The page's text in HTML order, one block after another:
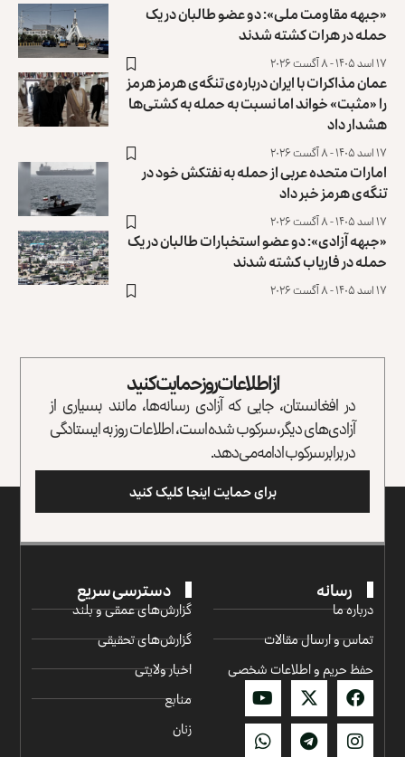
«جبهه مقاومت ملی»: دو عضو طالبان در یک
حمله در هرات کشته شدند
۱۷ اسد ۱۴۰۵ - ۸ آگست ۲۰۲۶
عمان مذاکرات با ایران درباره‌ی تنگه‌ی هرمز هرمز
را «مثبت» خواند ‏اما نسبت به حمله به کشتی‌ها
هشدار داد
۱۷ اسد ۱۴۰۵ - ۸ آگست ۲۰۲۶
امارات متحده عربی از حمله به نفتکش خود در
تنگه‌ی هرمز خبر داد
۱۷ اسد ۱۴۰۵ - ۸ آگست ۲۰۲۶
«جبهه آزادی»: دو عضو استخبارات طالبان در یک
حمله در فاریاب کشته ‏شدند
۱۷ اسد ۱۴۰۵ - ۸ آگست ۲۰۲۶
از اطلاعات روز حمایت کنید
در افغانستان، جایی که آزادی رسانه‌ها، مانند بسیاری از
آزادی‌های دیگر، سرکوب شده است، اطلاعات روز به ایستادگی
در برابر سرکوب ادامه می‌دهد.
برای حمایت اینجا کلیک کنید
رسانه
درباره ما
تماس و ارسال مقالات
حفظ حریم و اطلاعات شخصی
دسترسی سریع
گزارش‌‌های عمقی و بلند
گزارش‌های تحقیقی
اخبار ولایتی
منابع
زنان